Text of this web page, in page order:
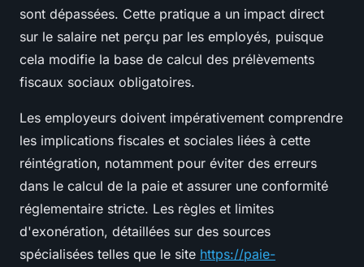
sont dépassées. Cette pratique a un impact direct
sur le salaire net perçu par les employés, puisque
cela modifie la base de calcul des prélèvements
fiscaux sociaux obligatoires.
Les employeurs doivent impérativement comprendre
les implications fiscales et sociales liées à cette
réintégration, notamment pour éviter des erreurs
dans le calcul de la paie et assurer une conformité
réglementaire stricte. Les règles et limites
d'exonération, détaillées sur des sources
spécialisées telles que le site https://paie-